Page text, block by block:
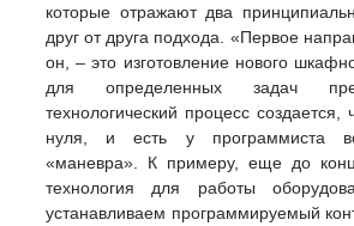
которые отражают два
друг от друга подхода. «Первое
он, – это изготовление нового
для определенных задач
технологический процесс создается,
нуля, и есть у программиста
«маневра». К примеру, еще до
технология для работы
устанавливаем программируемый